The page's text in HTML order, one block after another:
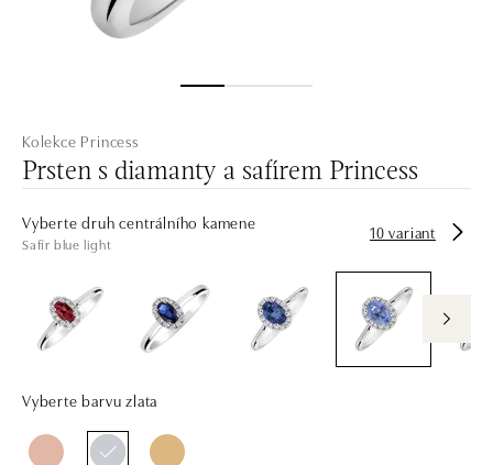
Kolekce Princess
Prsten s diamanty a safírem Princess
Vyberte druh centrálního kamene
Safír blue light
10 variant
Vyberte barvu zlata